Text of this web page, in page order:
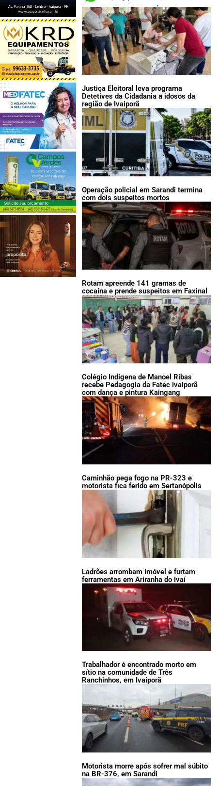
LEIA TAMBÉM:
Justiça Eleitoral leva programa
Detetives da Cidadania a idosos da
região de Ivaiporã
Operação policial em Sarandi termina
com dois suspeitos mortos
Rotam apreende 141 gramas de
cocaína e prende suspeitos em Faxinal
Colégio Indígena de Manoel Ribas
recebe Pedagogia da Fatec Ivaiporã
com dança e pintura Kaingang
Caminhão pega fogo na PR-323 e
motorista fica ferido em Sertanópolis
Ladrões arrombam imóvel e furtam
ferramentas em Ariranha do Ivaí
Trabalhador é encontrado morto em
sítio na comunidade de Três
Ranchinhos, em Ivaiporã
Motorista morre após sofrer mal súbito
na BR-376, em Sarandi